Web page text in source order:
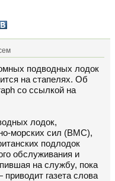
подводных лодок
на стапелях. Об
со ссылкой на
лодок,
морских сил (ВМС),
подлодок
обслуживания и
на службу, пока
газета слова